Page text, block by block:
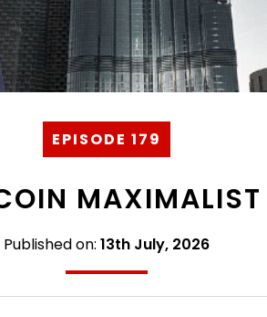
EPISODE 179
MAXIMALIST
Published on: 13th July, 2026